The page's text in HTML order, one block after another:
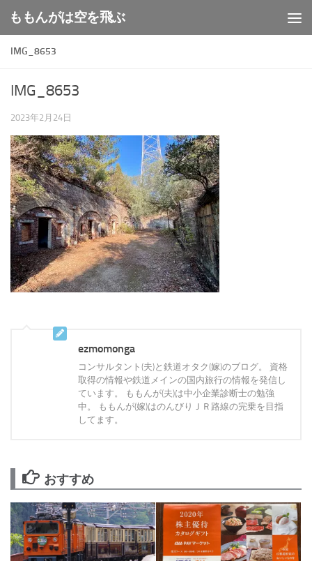
コンテンツへスキップ
ももんがは空を飛ぶ
IMG_8653
IMG_8653
2023年2月24日
ezmomonga
コンサルタント(夫)と鉄道オタク(嫁)のブログ。 資格
取得の情報や鉄道メインの国内旅行の情報を発信し
ています。 ももんが(夫)は中小企業診断士の勉強
中。 ももんが(嫁)はのんびりＪＲ路線の完乗を目指
してます。
おすすめ